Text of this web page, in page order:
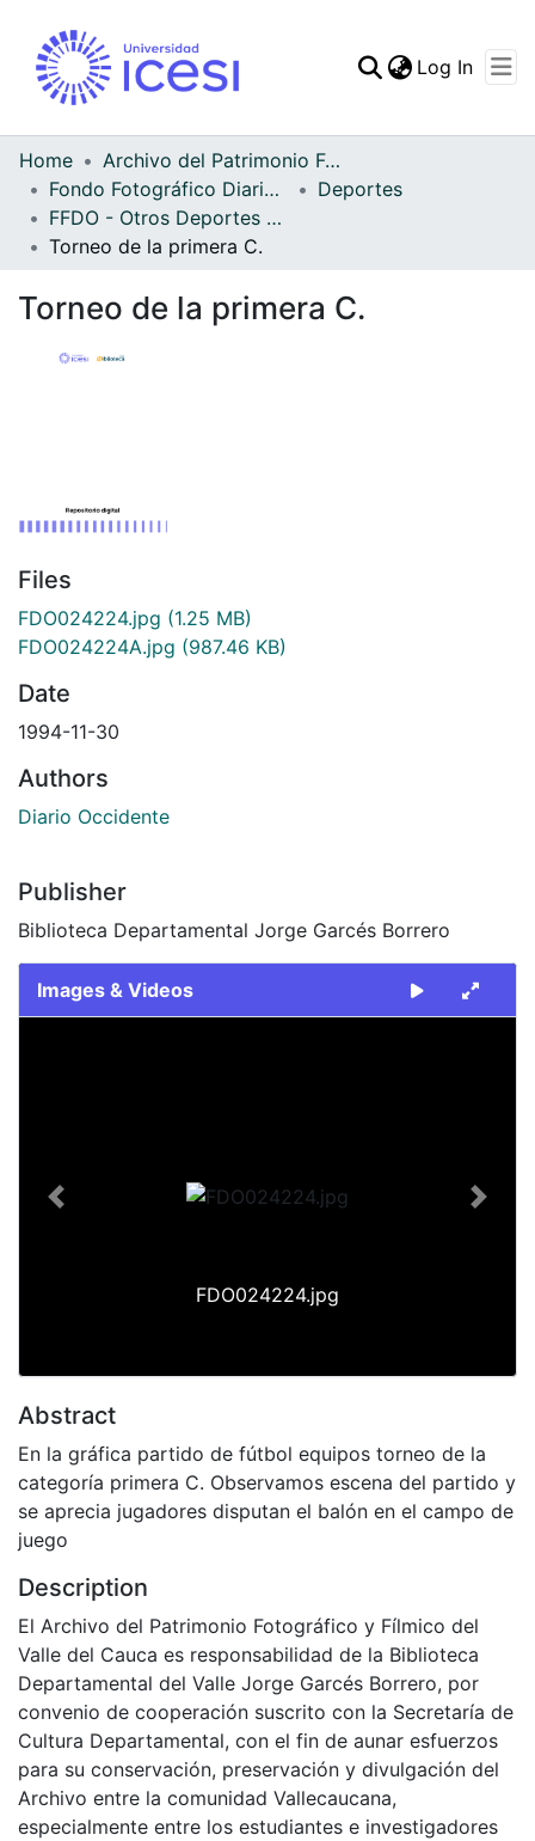
Statistics
Log In
Home
Archivo del Patrimonio Fotográfico y Fílmico del Valle del Cauca
Fondo Fotográfico Diario Occidente
Deportes
FFDO - Otros Deportes - Patrimonial
Torneo de la primera C.
Torneo de la primera C.
Files
FDO024224.jpg (1.25 MB)
FDO024224A.jpg (987.46 KB)
Date
1994-11-30
Authors
Diario Occidente
Publisher
Biblioteca Departamental Jorge Garcés Borrero
Images & Videos
FDO024224.jpg
Previous Next
Abstract
En la gráfica partido de fútbol equipos torneo de la
categoría primera C. Observamos escena del partido y
se aprecia jugadores disputan el balón en el campo de
juego
Description
El Archivo del Patrimonio Fotográfico y Fílmico del
Valle del Cauca es responsabilidad de la Biblioteca
Departamental del Valle Jorge Garcés Borrero, por
convenio de cooperación suscrito con la Secretaría de
Cultura Departamental, con el fin de aunar esfuerzos
para su conservación, preservación y divulgación del
Archivo entre la comunidad Vallecaucana,
especialmente entre los estudiantes e investigadores